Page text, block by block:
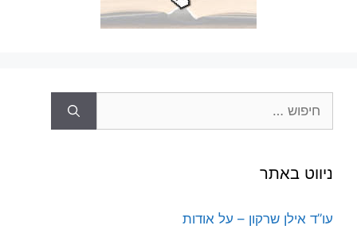
ניווט באתר
עו”ד אילן שרקון – על אודות